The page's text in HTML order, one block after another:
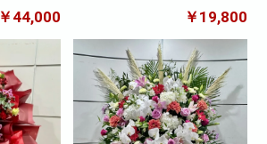
￥44,000 ￥19,800